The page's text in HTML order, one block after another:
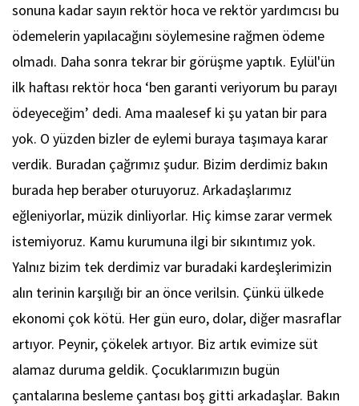
sonuna kadar sayın rektör hoca ve rektör yardımcısı bu
ödemelerin yapılacağını söylemesine rağmen ödeme
olmadı. Daha sonra tekrar bir görüşme yaptık. Eylül'ün
ilk haftası rektör hoca ‘ben garanti veriyorum bu parayı
ödeyeceğim’ dedi. Ama maalesef ki şu yatan bir para
yok. O yüzden bizler de eylemi buraya taşımaya karar
verdik. Buradan çağrımız şudur. Bizim derdimiz bakın
burada hep beraber oturuyoruz. Arkadaşlarımız
eğleniyorlar, müzik dinliyorlar. Hiç kimse zarar vermek
istemiyoruz. Kamu kurumuna ilgi bir sıkıntımız yok.
Yalnız bizim tek derdimiz var buradaki kardeşlerimizin
alın terinin karşılığı bir an önce verilsin. Çünkü ülkede
ekonomi çok kötü. Her gün euro, dolar, diğer masraflar
artıyor. Peynir, çökelek artıyor. Biz artık evimize süt
alamaz duruma geldik. Çocuklarımızın bugün
çantalarına besleme çantası boş gitti arkadaşlar. Bakın